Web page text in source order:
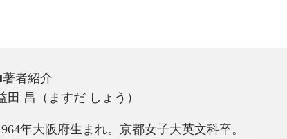
者紹介
田 昌（ますだ しょう）
年大阪府生まれ。京都女子大英文科卒。